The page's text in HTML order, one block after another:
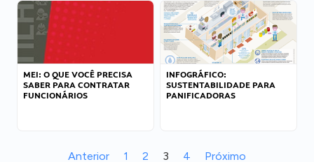
MEI: O QUE VOCÊ PRECISA
SABER PARA CONTRATAR
FUNCIONÁRIOS
INFOGRÁFICO:
SUSTENTABILIDADE PARA
PANIFICADORAS
Anterior 1 2 3 4 Próximo